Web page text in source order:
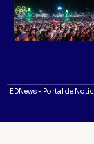
EDNews - Portal de